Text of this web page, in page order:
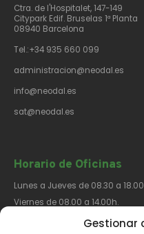
Gestionar
Ctra. de l'Hospitalet, 147-149
Citypark Edif. Bruselas 1ª Planta
08940 Barcelona
Tel.:+34 935 660 099
administracion@neodal.es
info@neodal.es
sat@neodal.es
Horario de Oficinas
Lunes a Jueves de 08.30 a
Viernes de 08.00 a 14.00h.